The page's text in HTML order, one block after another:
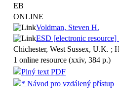
EB
ONLINE
Voldman, Steven H.
ESD [electronic resource]
Chichester, West Sussex, U.K. ;
1 online resource (xxiv, 384 p.)
Plný text PDF
* Návod pro vzdálený přístup